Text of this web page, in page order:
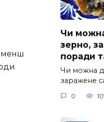
менш
Чи
зерно,
поради
Чи можна
заражене
0